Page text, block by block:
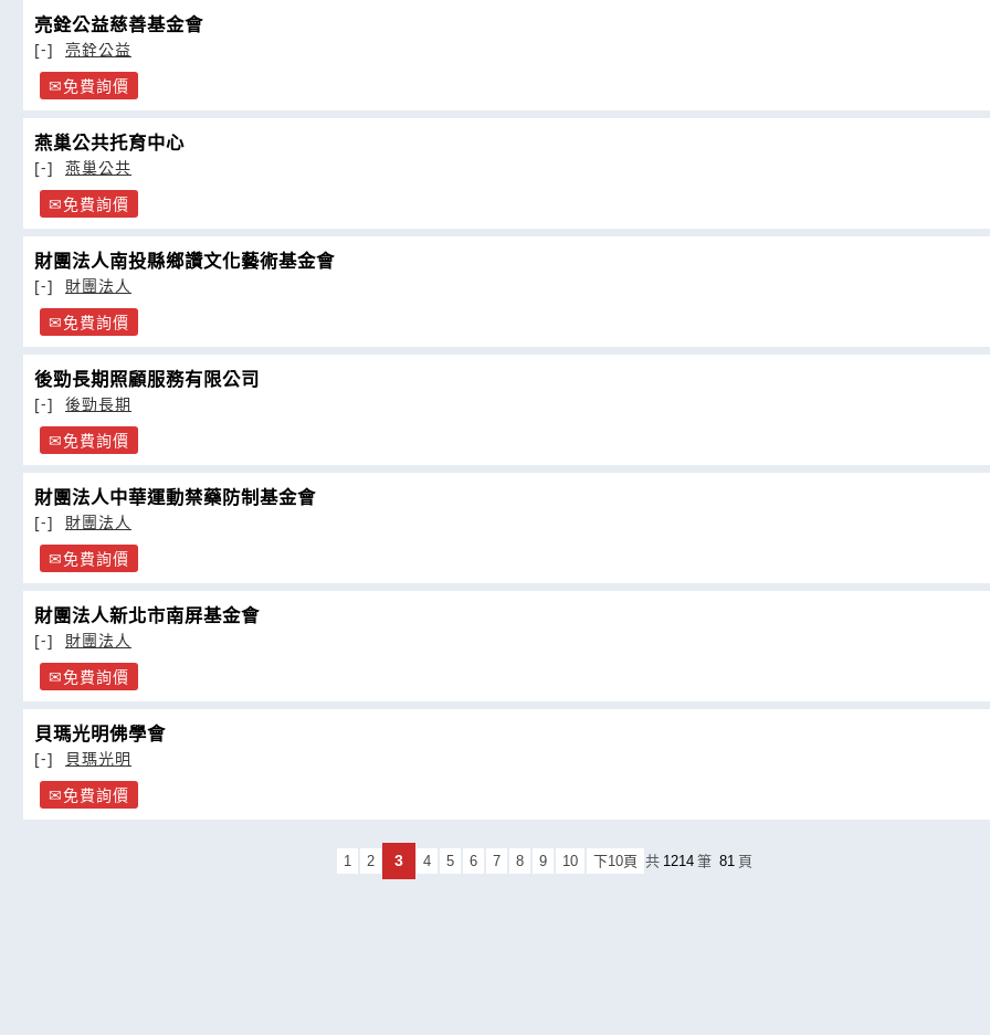
亮銓公益慈善基金會
[-]
亮銓公益
免費詢價
燕巢公共托育中心
[-]
燕巢公共
免費詢價
財團法人南投縣鄉讚文化藝術基金會
[-]
財團法人
免費詢價
後勁長期照顧服務有限公司
[-]
後勁長期
免費詢價
財團法人中華運動禁藥防制基金會
[-]
財團法人
免費詢價
財團法人新北市南屏基金會
[-]
財團法人
免費詢價
貝瑪光明佛學會
[-]
貝瑪光明
免費詢價
1 2 3 4 5 6 7 8 9 10 下10頁 共 1214 筆 81 頁